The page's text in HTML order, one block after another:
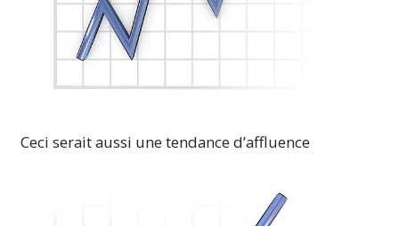
Ceci serait aussi une tendance d’affluence